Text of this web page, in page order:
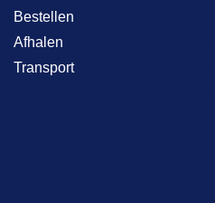
Bestellen
Afhalen
Transport